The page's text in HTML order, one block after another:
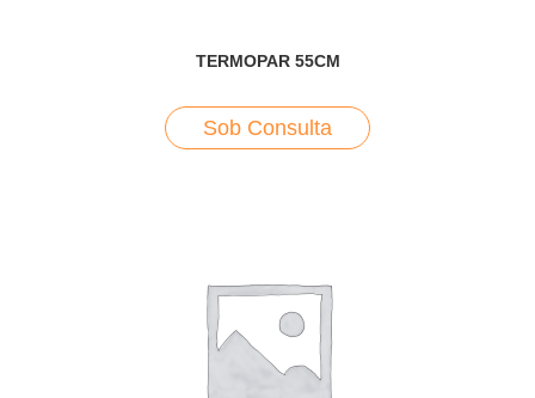
TERMOPAR 55CM
Sob Consulta